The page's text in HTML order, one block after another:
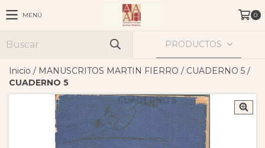
MENÚ 0
PRODUCTOS
Inicio / MANUSCRITOS MARTIN FIERRO / CUADERNO 5 /
CUADERNO 5